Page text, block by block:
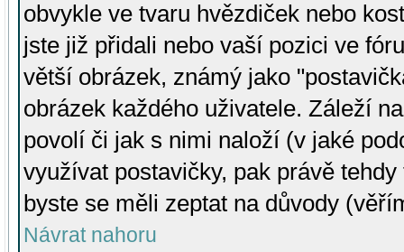
obvykle ve tvaru hvězdiček nebo
jste již přidali nebo vaší pozici ve
větší obrázek, známý jako
obrázek každého uživatele. Záleží
povolí či jak s nimi naloží (v jaké
využívat postavičky, pak právě
byste se měli zeptat na důvody
Návrat nahoru